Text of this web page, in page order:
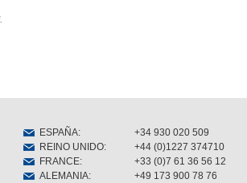
ESPAÑA:
+34 930 020 509
REINO UNIDO:
+44 (0)1227 374710
FRANCE:
+33 (0)7 61 36 56 12
ALEMANIA: +49 173 900 78 76